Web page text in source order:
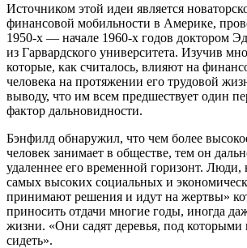
Источником этой идеи является
финансовой мобильности в Америке,
1950-х — начале 1960-х годов доктором
из Гарвардского университета. Изучив
которые, как считалось, влияют на
человека на протяжении его трудовой
выводу, что им всем предшествует один
фактор дальновидности.
Бэнфилд обнаружил, что чем более
человек занимает в обществе, тем он
удаленнее его временной горизонт. Люди,
самых высоких социальных и
принимают решения и идут на жертвы»
приносить отдачи многие годы, иногда
жизни. «Они садят деревья, под
сидеть».